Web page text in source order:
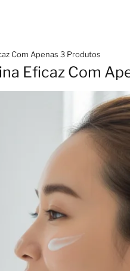
Com Apenas 3 Produtos
Eficaz Com